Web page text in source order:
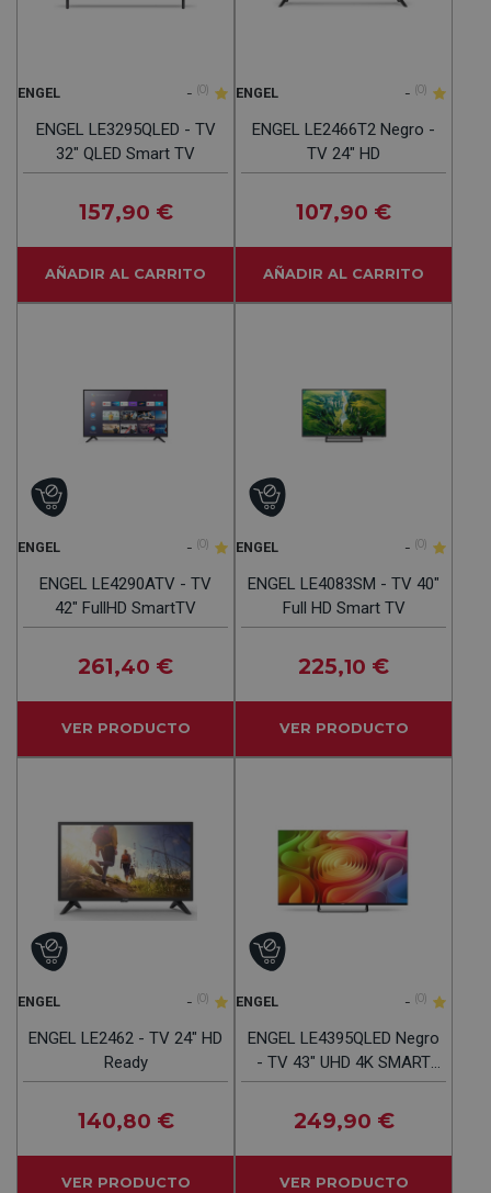
ENGEL - (0)
ENGEL LE3295QLED - TV
32" QLED Smart TV
157,90 €
AÑADIR AL CARRITO
ENGEL - (0)
ENGEL LE2466T2 Negro -
TV 24" HD
107,90 €
AÑADIR AL CARRITO
ENGEL - (0)
ENGEL LE4290ATV - TV
42" FullHD SmartTV
261,40 €
VER PRODUCTO
ENGEL - (0)
ENGEL LE4083SM - TV 40"
Full HD Smart TV
225,10 €
VER PRODUCTO
ENGEL - (0)
ENGEL LE2462 - TV 24" HD
Ready
140,80 €
VER PRODUCTO
ENGEL - (0)
ENGEL LE4395QLED Negro
- TV 43" UHD 4K SMART
TV
249,90 €
VER PRODUCTO